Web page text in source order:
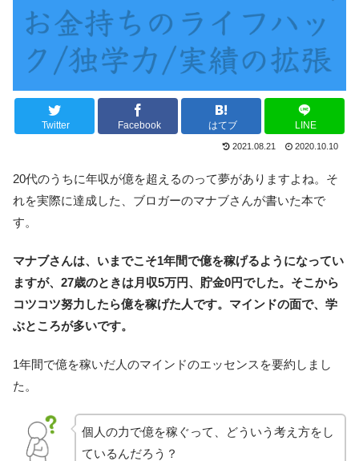
Twitter Facebook はてブ LINE
2021.08.21 2020.10.10
20代のうちに年収が億を超えるのって夢がありますよね。そ
れを実際に達成した、ブロガーのマナブさんが書いた本で
す。
マナブさんは、いまでこそ1年間で億を稼げるようになってい
ますが、27歳のときは月収5万円、貯金0円でした。そこから
コツコツ努力したら億を稼げた人です。マインドの面で、学
ぶところが多いです。
1年間で億を稼いだ人のマインドのエッセンスを要約しまし
た。
個人の力で億を稼ぐって、どういう考え方をし
ているんだろう？